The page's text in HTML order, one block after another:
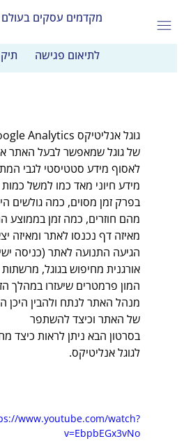
מקדמים עסקים
לתיאום פגישה
של גוגל שמאפשר לבעל האתר
לאסוף מידע סטטיסטי לגבי
מידע חיוני מאד כמו למשל
בפרק זמן מסוים, כמה גולשים
מהם חוזרים, כמה זמן בממוצע
מאיזה דף נכנסו לאתר ומאיזה
הגיעה התנועה לאתר (כניסה
אורגנית מחיפוש בגוגל,
המון פרמטרים שיעזרו במהלך
מנהל האתר לנתח ולהבין היכן
של האתר וכיצד להשתפר
בסרטון הבא ניתן לראות כיצד
לגוגל אנליטיקס.
www.youtube.com/watch?
v=EbpbEGx3vNo